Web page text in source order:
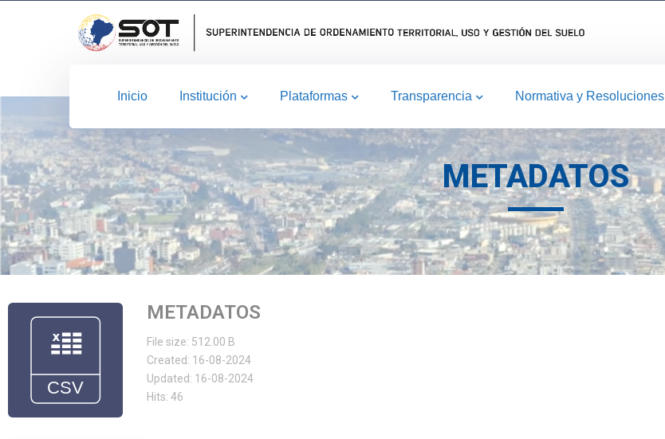
Inicio Institución Plataformas Transparencia Normativa y Resoluciones
METADATOS
METADATOS
File size: 512.00 B
Created: 16-08-2024
Updated: 16-08-2024
Hits: 46